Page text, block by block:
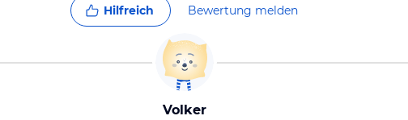
Hilfreich Bewertung melden
Volker